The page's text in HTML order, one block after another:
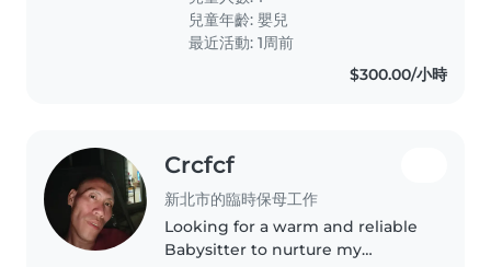
兒童年齡:嬰兒
最近活動: 1周前
$300.00/小時
Crcfcf
新北市的臨時保母工作
Looking for a warm and reliable
Babysitter to nurture my